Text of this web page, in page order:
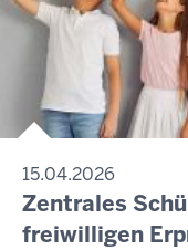
15.04.2026
Zentrales
freiwilligen